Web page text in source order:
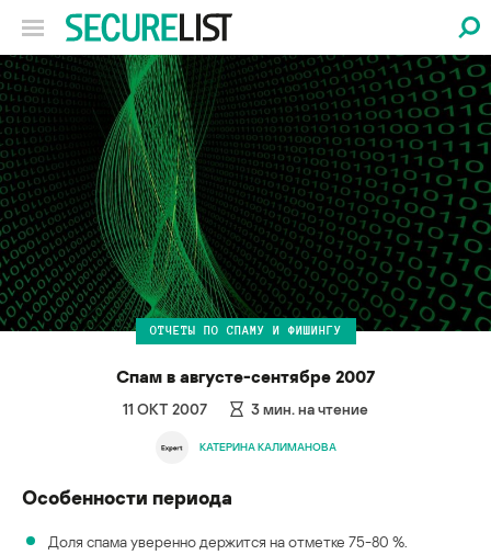
ОТЧЕТЫ ПО СПАМУ И ФИШИНГУ
Спам в августе-сентябре 2007
11 ОКТ 2007 3мин. на чтение
КАТЕРИНА КАЛИМАНОВА
Особенности периода
Доля спама уверенно держится на отметке 75-80 %.